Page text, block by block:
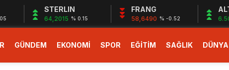
STERLIN
64,2015 % 0.15
FRANG
58,6490 % -0.52
GÜNDEM EKONOMİ SPOR EĞİTİM SAĞLIK DÜNYA
dev teklif
gelecek yeni özellikler belli oldu